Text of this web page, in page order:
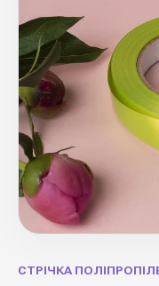
СТРІЧКА